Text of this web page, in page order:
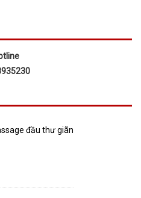
đầu thư giãn